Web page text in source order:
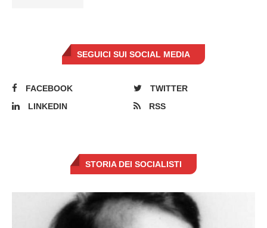
SEGUICI SUI SOCIAL MEDIA
FACEBOOK
TWITTER
LINKEDIN
RSS
STORIA DEI SOCIALISTI